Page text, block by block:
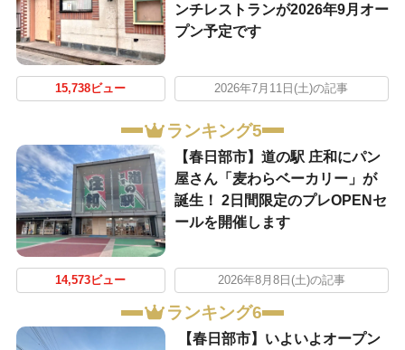
ンチレストランが2026年9月オー
プン予定です
15,738ビュー 2026年7月11日(土)の記事
ランキング5
【春日部市】道の駅 庄和にパン
屋さん「麦わらベーカリー」が
誕生！ 2日間限定のプレOPENセ
ールを開催します
14,573ビュー 2026年8月8日(土)の記事
ランキング6
【春日部市】いよいよオープン